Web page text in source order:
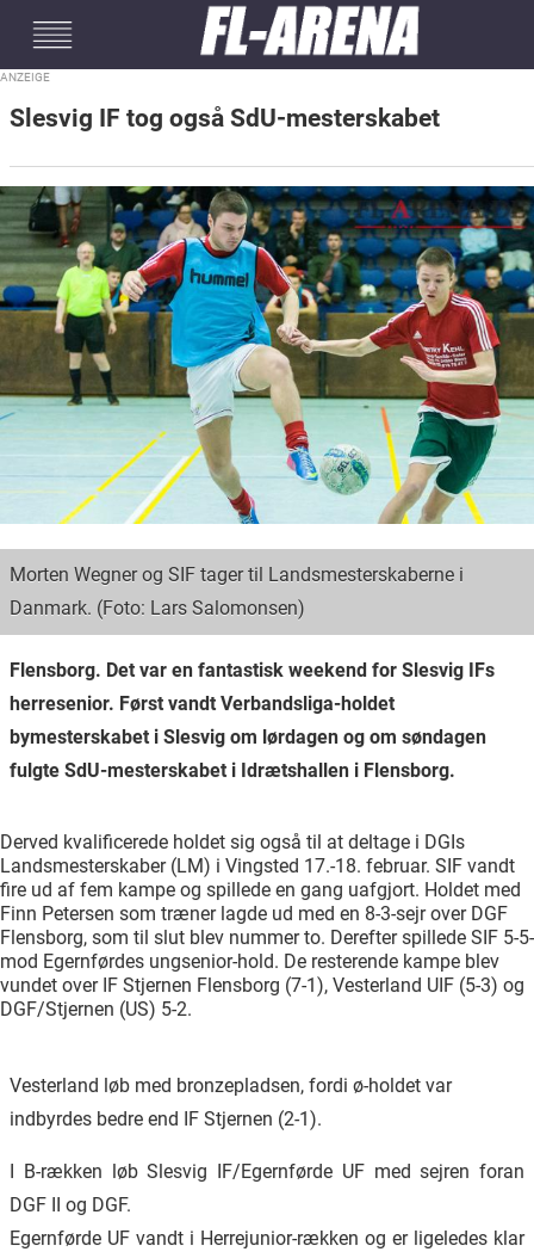
Slesvig IF tog også SdU-mesterskabet
Morten Wegner og SIF tager til Landsmesterskaberne i
Danmark. (Foto: Lars Salomonsen)
Flensborg. Det var en fantastisk weekend for Slesvig IFs
herresenior. Først vandt Verbandsliga-holdet
bymesterskabet i Slesvig om lørdagen og om søndagen
fulgte SdU-mesterskabet i Idrætshallen i Flensborg.
Derved kvalificerede holdet sig også til at deltage i DGIs
Landsmesterskaber (LM) i Vingsted 17.-18. februar. SIF vandt
fire ud af fem kampe og spillede en gang uafgjort. Holdet med
Finn Petersen som træner lagde ud med en 8-3-sejr over DGF
Flensborg, som til slut blev nummer to. Derefter spillede SIF 5-5-
mod Egernførdes ungsenior-hold. De resterende kampe blev
vundet over IF Stjernen Flensborg (7-1), Vesterland UIF (5-3) og
DGF/Stjernen (US) 5-2.
Vesterland løb med bronzepladsen, fordi ø-holdet var
indbyrdes bedre end IF Stjernen (2-1).
I B-rækken løb Slesvig IF/Egernførde UF med sejren foran
DGF II og DGF.
Egernførde UF vandt i Herrejunior-rækken og er ligeledes klar